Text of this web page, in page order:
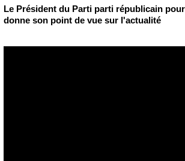
Le Président du Parti parti républicain
donne son point de vue sur l'actualité